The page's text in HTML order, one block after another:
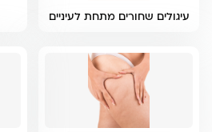
עיגולים שחורים מתחת לעיניים